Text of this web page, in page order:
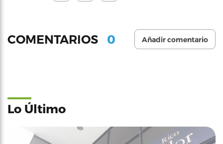
COMENTARIOS 0 Añadir comentario
Lo Último